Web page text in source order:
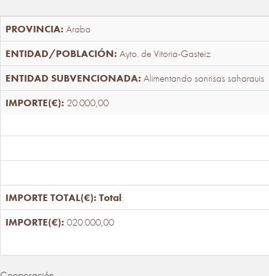
Araba
Ayto. de Vitoria-Gasteiz
Alimentando sonrisas saharauis
20.000,00
Total:
020.000,00